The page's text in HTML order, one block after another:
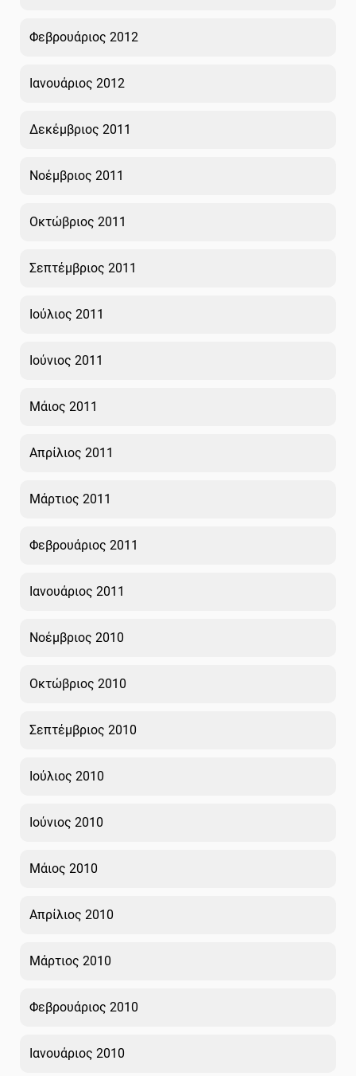
Φεβρουάριος 2012
Ιανουάριος 2012
Δεκέμβριος 2011
Νοέμβριος 2011
Οκτώβριος 2011
Σεπτέμβριος 2011
Ιούλιος 2011
Ιούνιος 2011
Μάιος 2011
Απρίλιος 2011
Μάρτιος 2011
Φεβρουάριος 2011
Ιανουάριος 2011
Νοέμβριος 2010
Οκτώβριος 2010
Σεπτέμβριος 2010
Ιούλιος 2010
Ιούνιος 2010
Μάιος 2010
Απρίλιος 2010
Μάρτιος 2010
Φεβρουάριος 2010
Ιανουάριος 2010